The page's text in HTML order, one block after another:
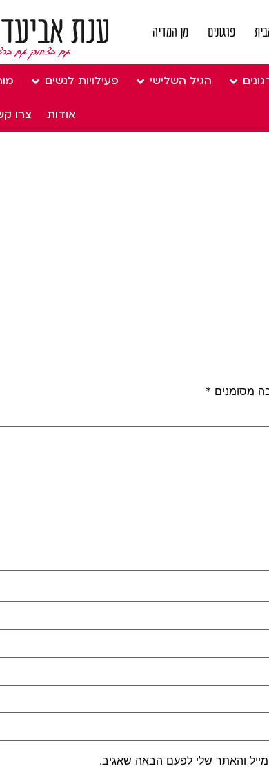
פרגונים מן המדיה
הגיל השלישי פעילויות לנשים
אודות צרו
מסומנים *
והאתר שלי לפעם הבאה שאגיב.